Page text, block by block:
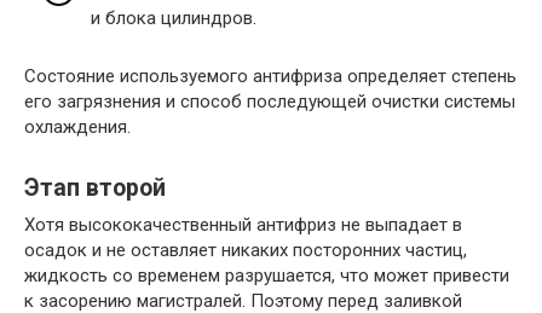
и блока цилиндров.
Состояние используемого антифриза определяет степень
его загрязнения и способ последующей очистки системы
охлаждения.
Этап второй
Хотя высококачественный антифриз не выпадает в
осадок и не оставляет никаких посторонних частиц,
жидкость со временем разрушается, что может привести
к засорению магистралей. Поэтому перед заливкой